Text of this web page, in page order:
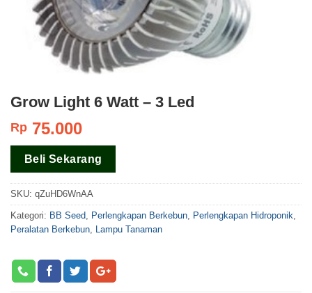
Grow Light 6 Watt – 3 Led
Rp 75.000
Beli Sekarang
SKU: qZuHD6WnAA
Kategori: BB Seed, Perlengkapan Berkebun, Perlengkapan Hidroponik,
Peralatan Berkebun, Lampu Tanaman